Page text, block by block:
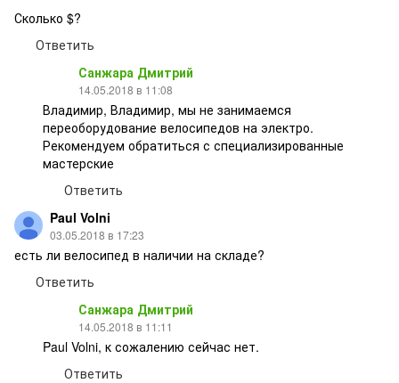
Сколько $?
Ответить
Санжара Дмитрий
14.05.2018 в 11:08
Владимир, Владимир, мы не занимаемся
переоборудование велосипедов на электро.
Рекомендуем обратиться с специализированные
мастерские
Ответить
Paul Volni
03.05.2018 в 17:23
есть ли велосипед в наличии на складе?
Ответить
Санжара Дмитрий
14.05.2018 в 11:11
Paul Volni, к сожалению сейчас нет.
Ответить